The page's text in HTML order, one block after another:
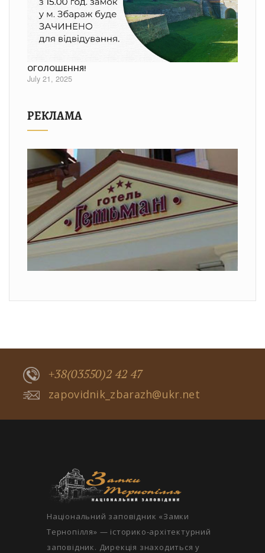
ОГОЛОШЕННЯ!
July 21, 2025
РЕКЛАМА
+38(03550)2 42 47
zapovidnik_zbarazh@ukr.net
Національний заповідник «Замки
Тернопілля» — історико-архітектурний
заповідник. Дирекція знаходиться у